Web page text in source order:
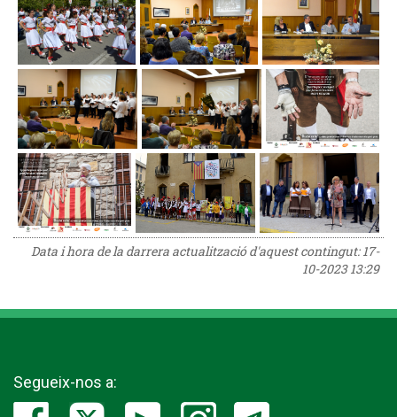
Data i hora de la darrera actualització d'aquest contingut:17-
10-2023 13:29
Segueix-nos a: